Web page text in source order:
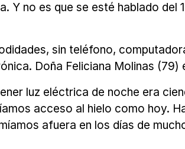
Y no es que se esté hablado
sin teléfono,
Doña Feliciana Molinas (79)
luz eléctrica de noche era
acceso al hielo como hoy.
afuera en los días de